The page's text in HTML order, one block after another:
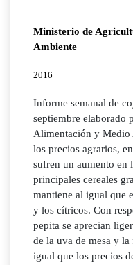
Ministerio de
Ambiente
2016
Informe semanal de
septiembre elaborado
Alimentación y Medio
los precios agrarios,
sufren un aumento en
principales cereales
mantiene al igual que
y los cítricos. Con
pepita se aprecian
de la uva de mesa y
igual que los precios